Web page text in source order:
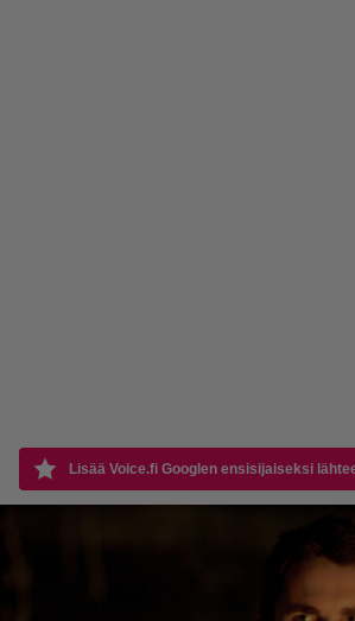
Lisää Voice.fi Googlen ensisijaiseksi